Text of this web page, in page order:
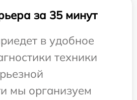
за 35 минут
в удобное
техники
мы организуем